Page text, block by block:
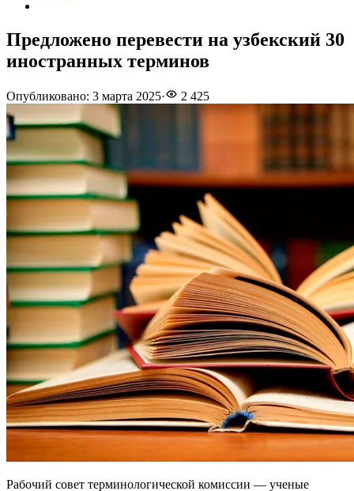
Предложено перевести на узбекский 30
иностранных терминов
Опубликовано: 3 марта 2025· 2 425
Рабочий совет терминологической комиссии — ученые